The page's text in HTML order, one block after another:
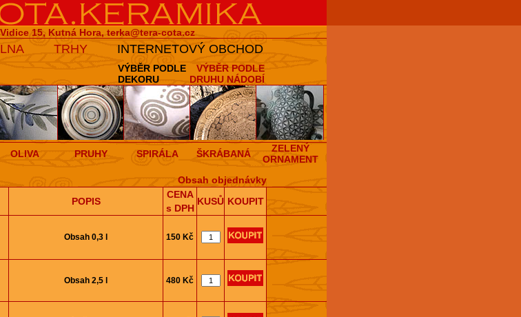
15, Kutná Hora, terka@tera-cota.cz
TRHY INTERNETOVÝ OBCHOD
VÝBĚR PODLE
DRUHU NÁDOBÍ
VÝBĚR PODLE
DEKORU
OLIVA PRUHY SPIRÁLA ŠKRÁBANÁ
ZELENÝ
ORNAMENT
Obsah objednávky
POPIS
CENA
s DPH
KUSŮ KOUPIT
Obsah 0,3 l 150 Kč
Obsah 2,5 l 480 Kč